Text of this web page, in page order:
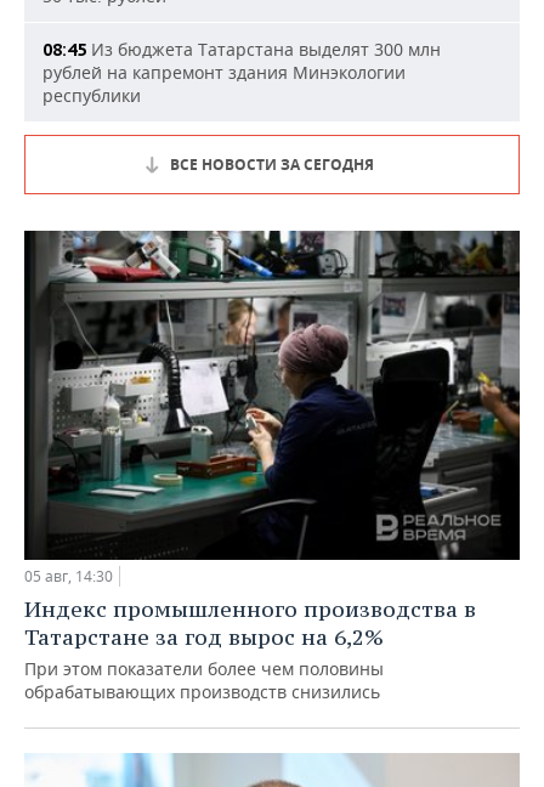
08:45 Из бюджета Татарстана выделят 300 млн
рублей на капремонт здания Минэкологии
республики
ВСЕ НОВОСТИ ЗА СЕГОДНЯ
05 авг, 14:30
Индекс промышленного производства в
Татарстане за год вырос на 6,2%
При этом показатели более чем половины
обрабатывающих производств снизились